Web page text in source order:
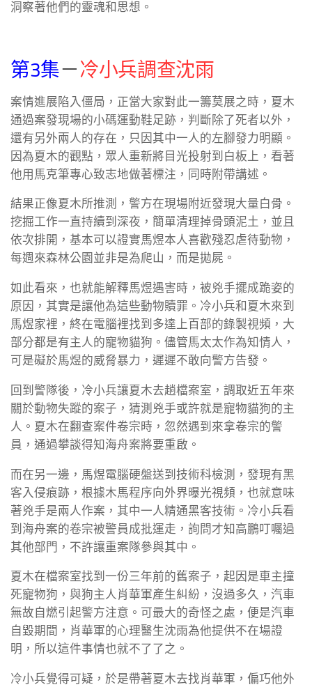
洞察著他們的靈魂和思想。
第3集－冷小兵調查沈雨
案情進展陷入僵局，正當大家對此一籌莫展之時，夏木
通過案發現場的小碼運動鞋足跡，判斷除了死者以外，
還有另外兩人的存在，只因其中一人的左腳發力明顯。
因為夏木的觀點，眾人重新將目光投射到白板上，看著
他用馬克筆專心致志地做著標注，同時附帶講述。
結果正像夏木所推測，警方在現場附近發現大量白骨。
挖掘工作一直持續到深夜，簡單清理掉骨頭泥土，並且
依次排開，基本可以證實馬煜本人喜歡殘忍虐待動物，
每週來森林公園並非是為爬山，而是拋屍。
如此看來，也就能解釋馬煜遇害時，被兇手擺成跪姿的
原因，其實是讓他為這些動物贖罪。冷小兵和夏木來到
馬煜家裡，終在電腦裡找到多達上百部的錄製視頻，大
部分都是有主人的寵物貓狗。儘管馬太太作為知情人，
可是礙於馬煜的威脅暴力，遲遲不敢向警方告發。
回到警隊後，冷小兵讓夏木去趟檔案室，調取近五年來
關於動物失蹤的案子，猜測兇手或許就是寵物貓狗的主
人。夏木在翻查案件卷宗時，忽然遇到來拿卷宗的警
員，通過攀談得知海舟案將要重啟。
而在另一邊，馬煜電腦硬盤送到技術科檢測，發現有黑
客入侵痕跡，根據木馬程序向外界曝光視頻，也就意味
著兇手是兩人作案，其中一人精通黑客技術。冷小兵看
到海舟案的卷宗被警員成批運走，詢問才知高鵬叮囑過
其他部門，不許讓重案隊參與其中。
夏木在檔案室找到一份三年前的舊案子，起因是車主撞
死寵物狗，與狗主人肖華軍產生糾紛，沒過多久，汽車
無故自燃引起警方注意。可最大的奇怪之處，便是汽車
自毀期間，肖華軍的心理醫生沈雨為他提供不在場證
明，所以這件事情也就不了了之。
冷小兵覺得可疑，於是帶著夏木去找肖華軍，偏巧他外